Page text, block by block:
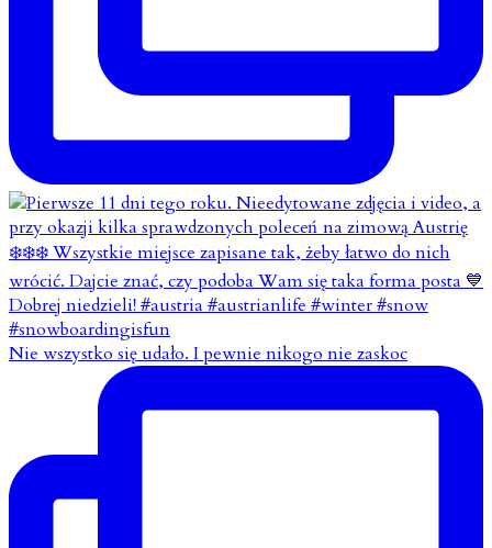
Nie wszystko się udało. I pewnie nikogo nie zaskoc